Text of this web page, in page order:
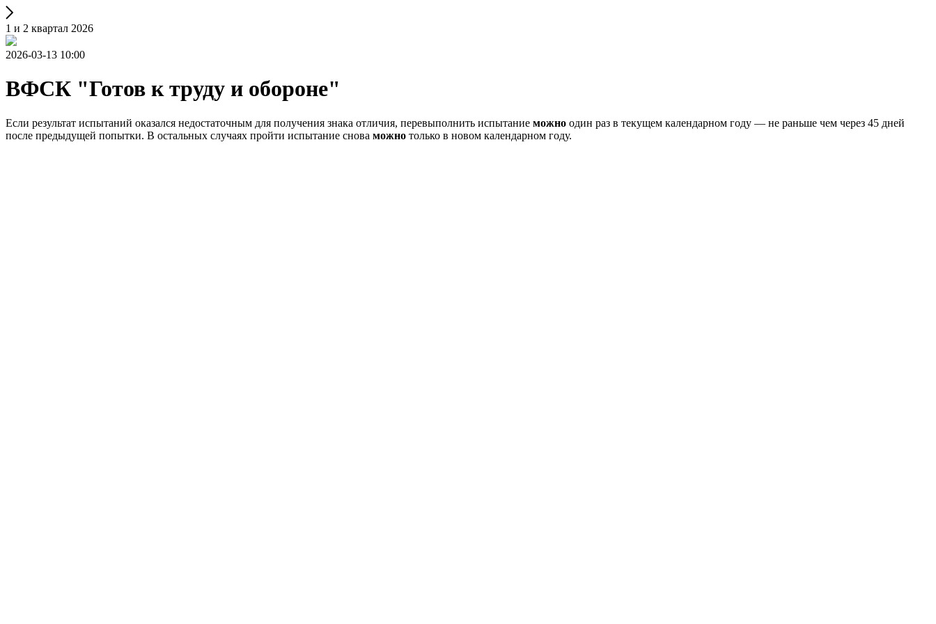
1 и 2 квартал 2026
2026-03-13 10:00
ВФСК "Готов к труду и обороне"
Если результат испытаний оказался недостаточным для получения знака отличия, перевыполнить испытание можно один раз в текущем календарном году — не раньше чем через 45 дней
после предыдущей попытки. В остальных случаях пройти испытание снова можно только в новом календарном году.